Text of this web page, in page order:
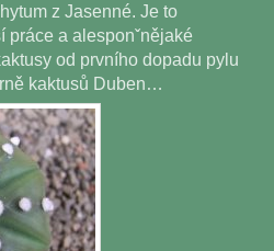
z Jasenné. Je to
práce a alesponˇnějaké
od prvního dopadu pylu
kaktusů Duben…